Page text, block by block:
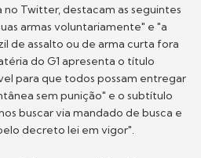
Twitter, destacam as seguintes
armas voluntariamente" e "a
de assalto ou de arma curta fora
do G1 apresenta o título
para que todos possam entregar
sem punição" e o subtítulo
buscar via mandado de busca e
decreto lei em vigor".